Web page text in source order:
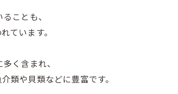
ことも、
ています。
く含まれ、
類や貝類などに豊富です。